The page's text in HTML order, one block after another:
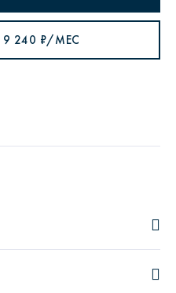
9 240 ₽/МЕС